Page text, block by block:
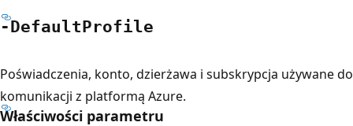
-DefaultProfile
Poświadczenia, konto, dzierżawa i subskrypcja używane do
komunikacji z platformą Azure.
Właściwości parametru